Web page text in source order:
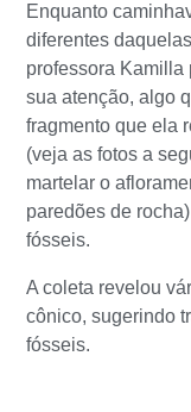
Enquanto
diferentes
professora Kamilla
sua atenção, algo
fragmento que ela
(veja as fotos a
martelar o
paredões de
fósseis.
A coleta revelou
cônico, sugerindo
fósseis.